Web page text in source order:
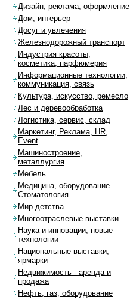
Дизайн, реклама, оформление
Дом, интерьер
Досуг и увлечения
Железнодорожный транспорт
Индустрия красоты,
косметика, парфюмерия
Информационные технологии,
коммуникация, связь
Культура, искусство, ремесло
Лес и деревообработка
Логистика, сервис, склад
Маркетинг, Реклама, HR,
Event
Машиностроение,
металлургия
Мебель
Медицина, оборудование.
Стоматология
Мир детства
Многоотраслевые выставки
Наука и инновации, новые
технологии
Национальные выставки,
ярмарки
Недвижимость - аренда и
продажа
Нефть, газ, оборудование